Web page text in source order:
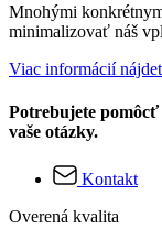
Mnohými
minimalizovať náš
Viac informácií
Potrebujete pomôcť
vaše otázky.
Kontakt
Overená kvalita